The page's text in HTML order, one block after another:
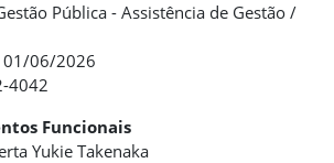
Pública - Assistência de Gestão /
01/06/2026
4042
Funcionais
Yukie Takenaka